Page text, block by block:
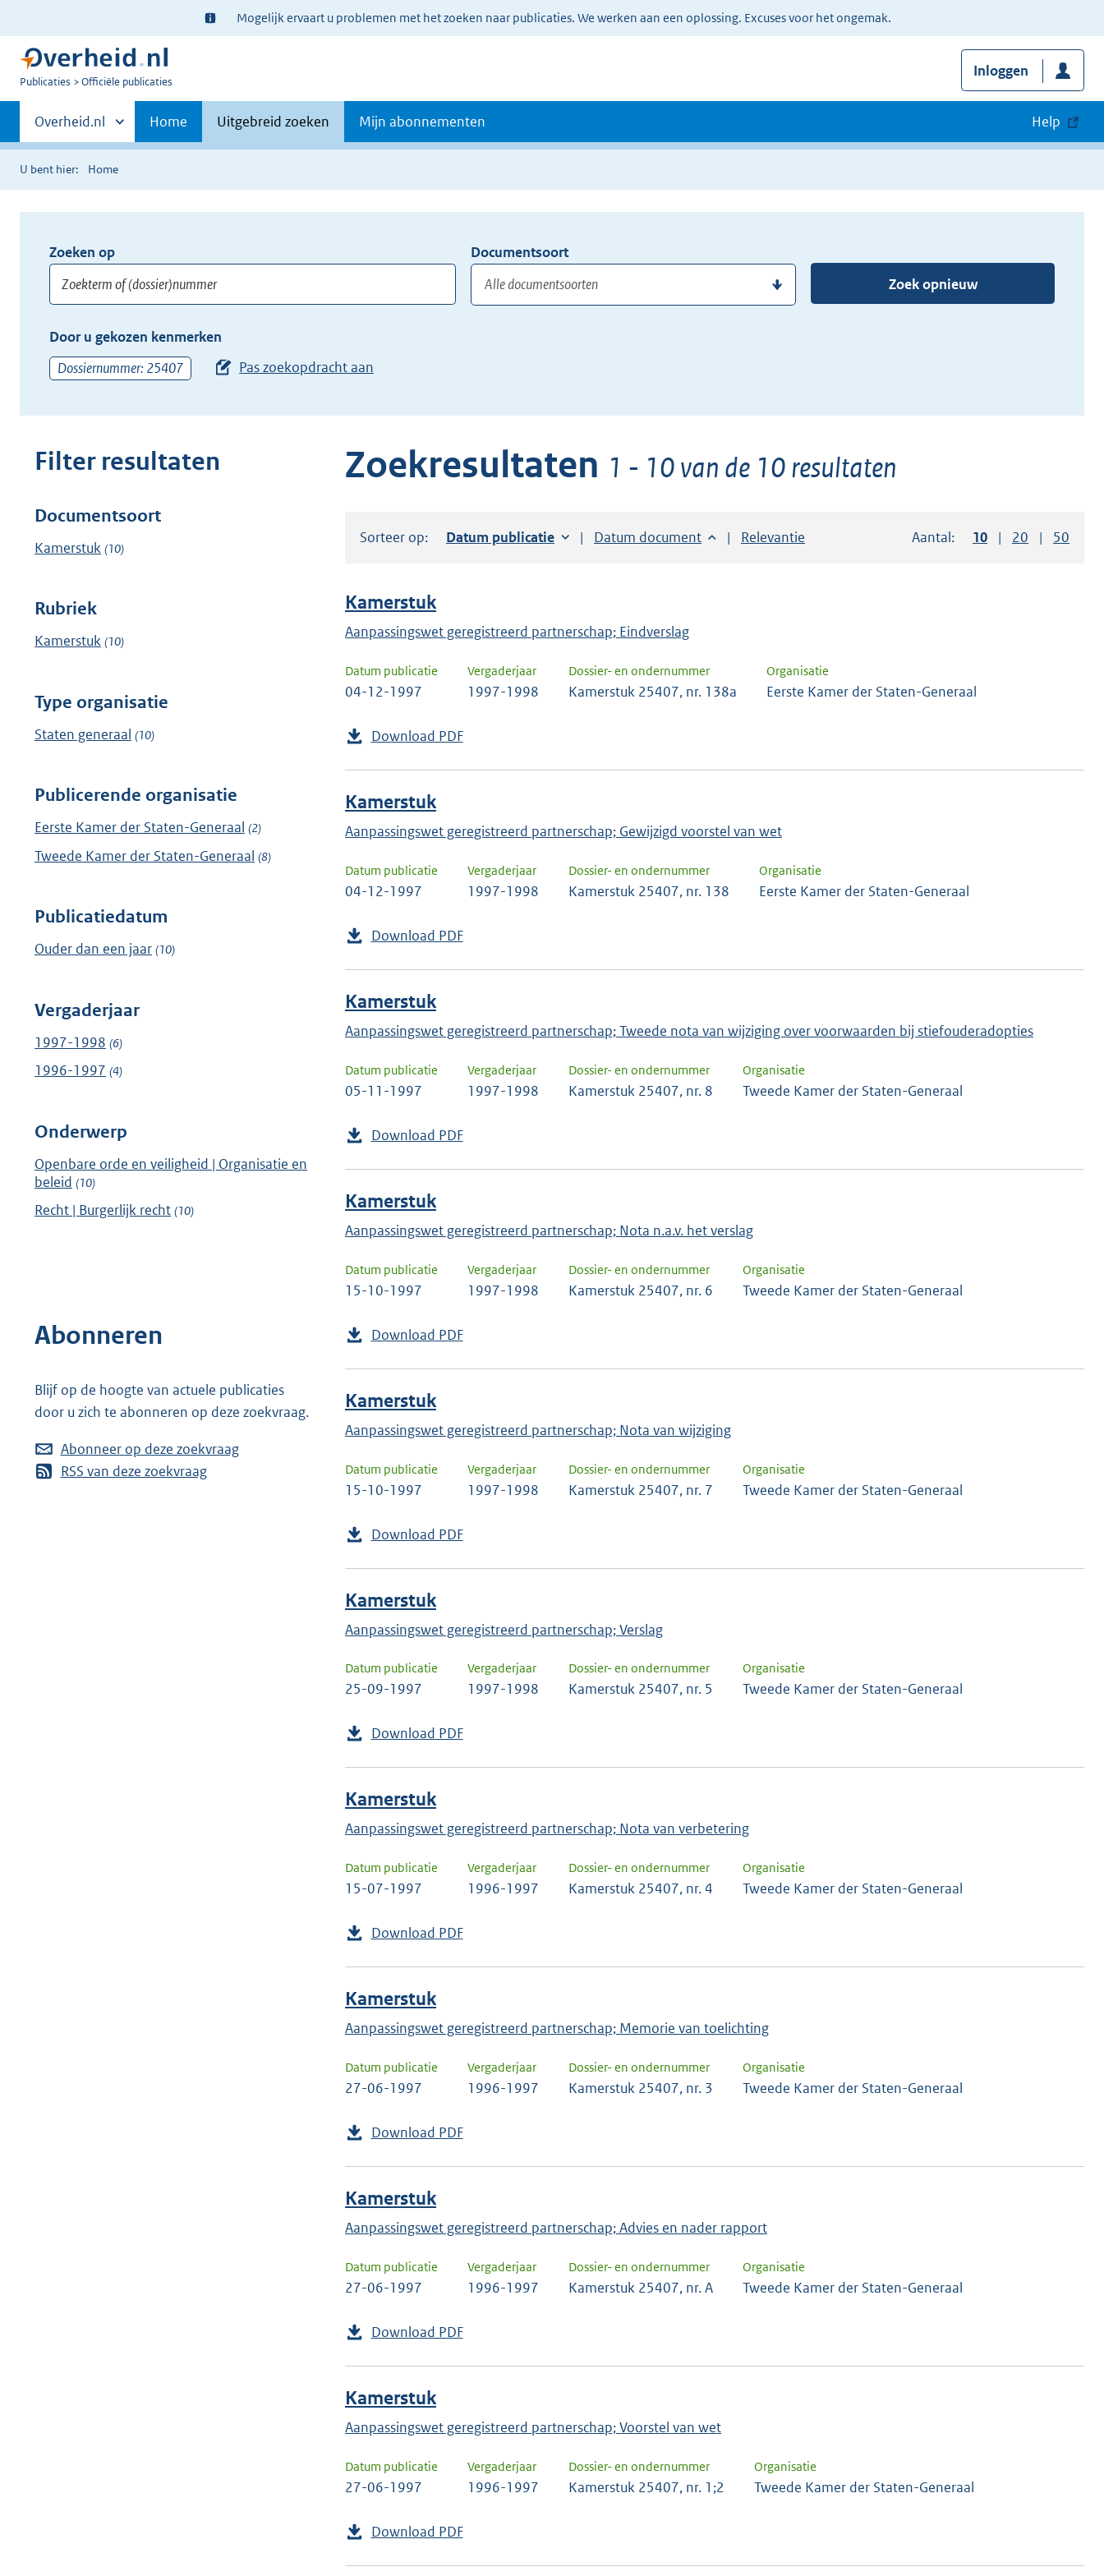
Ter
informatie:
Mogelijk ervaart u problemen met het zoeken naar publicaties. We werken aan een oplossing. Excuses voor het ongemak.
U
Publicaties Officiële publicaties
Inloggen
Primaire
navigatie
Andere
sites
binnen
Overheid.nl Home Uitgebreid zoeken Mijn abonnementen Help
U bent hier: Home
Opnieuw
zoeken:
Zoeken op
of
(dossier)nummer
hier
uw
zoekterm
in
Documentsoort
Gebruik
om
krijgen
Druk
ENTER
om
Zoek opnieuw
Door u gekozen kenmerken
Dossiernummer: 25407
Pas zoekopdracht aan
Filter resultaten
Filter
resultaten
Documentsoort
Kamerstuk (10)
Rubriek
Kamerstuk (10)
Type organisatie
Staten generaal (10)
Publicerende organisatie
Eerste Kamer der Staten-Generaal (2)
Tweede Kamer der Staten-Generaal (8)
Publicatiedatum
Ouder dan een jaar (10)
Vergaderjaar
1997-1998 (6)
1996-1997 (4)
Onderwerp
Openbare orde en veiligheid | Organisatie en
beleid (10)
Recht | Burgerlijk recht (10)
Abonneren
Blijf op de hoogte van actuele publicaties
door u zich te abonneren op deze zoekvraag.
Abonneer op deze zoekvraag
RSS van deze zoekvraag
Zoekresultaten 1 - 10 van de 10 resultaten
Sorteer op: Sorteer op:
Datum publicatie Sorteer op:
Datum document Sorteer op:
Relevantie Aantal: Toon
10 resultaten per
Toon
20 resultaten
Toon
50
Kamerstuk
Aanpassingswet geregistreerd partnerschap; Eindverslag
Datum publicatie
04-12-1997
Vergaderjaar
1997-1998
Dossier- en ondernummer
Kamerstuk 25407, nr. 138a
Organisatie
Eerste Kamer der Staten-Generaal
Download PDF
Kamerstuk
Aanpassingswet geregistreerd partnerschap; Gewijzigd voorstel van wet
Datum publicatie
04-12-1997
Vergaderjaar
1997-1998
Dossier- en ondernummer
Kamerstuk 25407, nr. 138
Organisatie
Eerste Kamer der Staten-Generaal
Download PDF
Kamerstuk
Aanpassingswet geregistreerd partnerschap; Tweede nota van wijziging over voorwaarden bij stiefouderadopties
Datum publicatie
05-11-1997
Vergaderjaar
1997-1998
Dossier- en ondernummer
Kamerstuk 25407, nr. 8
Organisatie
Tweede Kamer der Staten-Generaal
Download PDF
Kamerstuk
Aanpassingswet geregistreerd partnerschap; Nota n.a.v. het verslag
Datum publicatie
15-10-1997
Vergaderjaar
1997-1998
Dossier- en ondernummer
Kamerstuk 25407, nr. 6
Organisatie
Tweede Kamer der Staten-Generaal
Download PDF
Kamerstuk
Aanpassingswet geregistreerd partnerschap; Nota van wijziging
Datum publicatie
15-10-1997
Vergaderjaar
1997-1998
Dossier- en ondernummer
Kamerstuk 25407, nr. 7
Organisatie
Tweede Kamer der Staten-Generaal
Download PDF
Kamerstuk
Aanpassingswet geregistreerd partnerschap; Verslag
Datum publicatie
25-09-1997
Vergaderjaar
1997-1998
Dossier- en ondernummer
Kamerstuk 25407, nr. 5
Organisatie
Tweede Kamer der Staten-Generaal
Download PDF
Kamerstuk
Aanpassingswet geregistreerd partnerschap; Nota van verbetering
Datum publicatie
15-07-1997
Vergaderjaar
1996-1997
Dossier- en ondernummer
Kamerstuk 25407, nr. 4
Organisatie
Tweede Kamer der Staten-Generaal
Download PDF
Kamerstuk
Aanpassingswet geregistreerd partnerschap; Memorie van toelichting
Datum publicatie
27-06-1997
Vergaderjaar
1996-1997
Dossier- en ondernummer
Kamerstuk 25407, nr. 3
Organisatie
Tweede Kamer der Staten-Generaal
Download PDF
Kamerstuk
Aanpassingswet geregistreerd partnerschap; Advies en nader rapport
Datum publicatie
27-06-1997
Vergaderjaar
1996-1997
Dossier- en ondernummer
Kamerstuk 25407, nr. A
Organisatie
Tweede Kamer der Staten-Generaal
Download PDF
Kamerstuk
Aanpassingswet geregistreerd partnerschap; Voorstel van wet
Datum publicatie
27-06-1997
Vergaderjaar
1996-1997
Dossier- en ondernummer
Kamerstuk 25407, nr. 1;2
Organisatie
Tweede Kamer der Staten-Generaal
Download PDF